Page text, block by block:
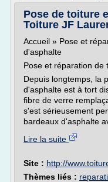
Pose de toiture
Toiture JF
Accueil » Pose et
d'asphalte
Pose et réparation de
Depuis longtemps, la
d'asphalte est à tort
fibre de verre
s'est sérieusement
bardeaux d'asphalte
Lire la suite
Site : http://
Thèmes liés :